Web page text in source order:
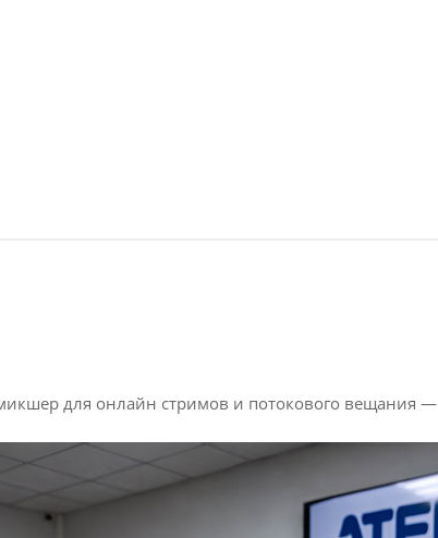
для онлайн стримов и потокового вещания —